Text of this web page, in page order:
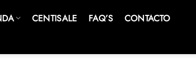
CENTISALE FAQ’S
CONTACTO